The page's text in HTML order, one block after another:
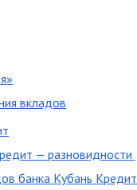
вкладов
— разновидности
банка Кубань Кредит